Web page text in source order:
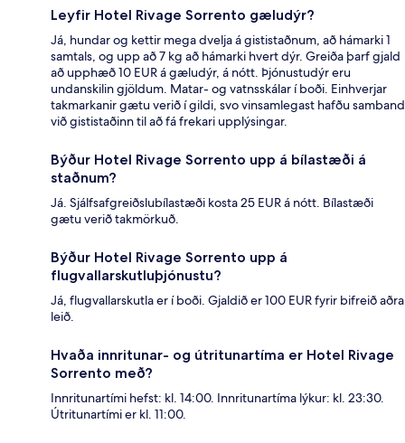
Leyfir Hotel Rivage Sorrento gæludýr?
Já, hundar og kettir mega dvelja á gististaðnum, að hámarki 1
samtals, og upp að 7 kg að hámarki hvert dýr. Greiða þarf gjald
að upphæð 10 EUR á gæludýr, á nótt. Þjónustudýr eru
undanskilin gjöldum. Matar- og vatnsskálar í boði. Einhverjar
takmarkanir gætu verið í gildi, svo vinsamlegast hafðu samband
við gististaðinn til að fá frekari upplýsingar.
Býður Hotel Rivage Sorrento upp á bílastæði á
staðnum?
Já. Sjálfsafgreiðslubílastæði kosta 25 EUR á nótt. Bílastæði
gætu verið takmörkuð.
Býður Hotel Rivage Sorrento upp á
flugvallarskutluþjónustu?
Já, flugvallarskutla er í boði. Gjaldið er 100 EUR fyrir bifreið aðra
leið.
Hvaða innritunar- og útritunartíma er Hotel Rivage
Sorrento með?
Innritunartími hefst: kl. 14:00. Innritunartíma lýkur: kl. 23:30.
Útritunartími er kl. 11:00.